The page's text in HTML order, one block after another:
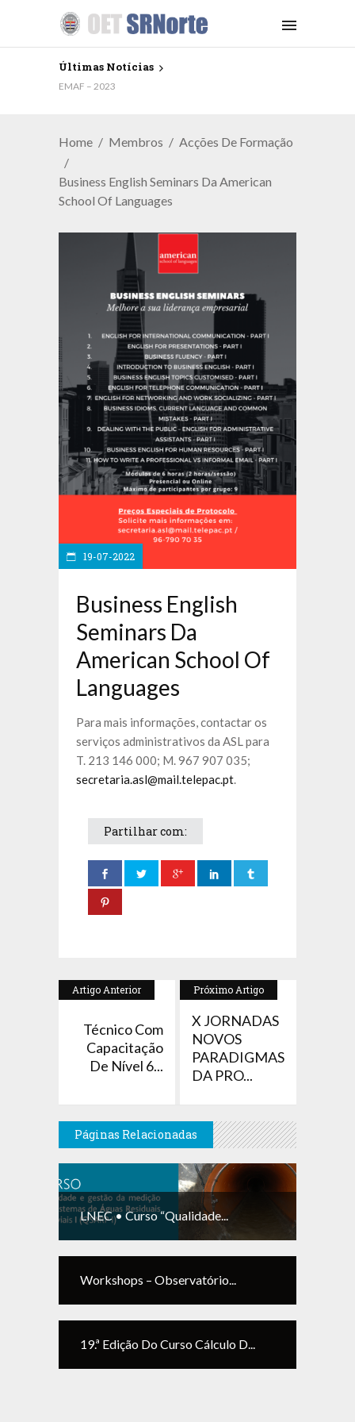
Últimas Notícias
EMAF – 2023
Home Membros Acções De Formação
Business English Seminars Da American
School Of Languages
19-07-2022
Business English
Seminars Da
American School Of
Languages
Para mais informações, contactar os
serviços administrativos da ASL para
T. 213 146 000; M. 967 907 035;
secretaria.asl@mail.telepac.pt.
Partilhar com:
Artigo Anterior
Técnico Com
Capacitação
De Nível 6...
Próximo Artigo
X JORNADAS
NOVOS
PARADIGMAS
DA PRO...
Páginas Relacionadas
LNEC • Curso “Qualidade...
Workshops – Observatório...
19.ª Edição Do Curso Cálculo D...